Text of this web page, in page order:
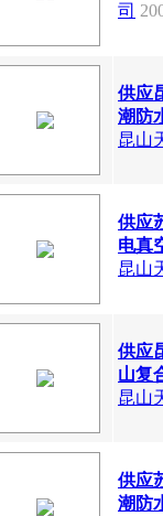
司
供应
潮防
昆山
供应
电真
昆山
供应
山复
昆山
供应
潮防